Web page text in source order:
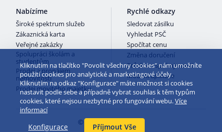
Nabízíme
Široké spektrum služeb
Zákaznická karta
Veřejné zakázky
Spolupráci školám a
studentům
Prodej a pronájem
nemovitostí
Prodej movitého majetku
Rychlé odkazy
Sledovat zásilku
Vyhledat PSČ
Spočítat cenu
Změna doručení
Průzkum spokojenosti
Mobilní aplikace
© 2026 Česká pošta
Kliknutím na tlačítko "Povolit všechny cookies" nám umožníte
použití cookies pro analytické a marketingové účely.
Kliknutím na odkaz "Konfigurace" máte možnost si cookies
nastavit podle sebe a případně vybrat souhlas k těm typům
cookies, které nejsou nezbytné pro fungování webu.Více
informací
Konfigurace Příjmout Vše